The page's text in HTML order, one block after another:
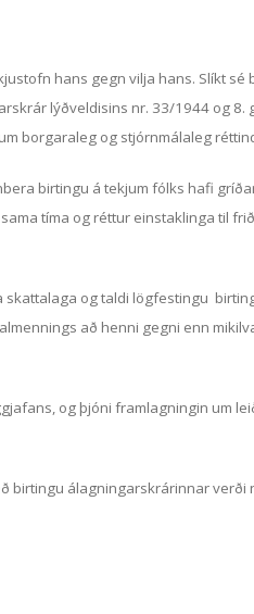
hans gegn vilja hans. Slíkt sé
lýðveldisins nr. 33/1944 og 8.
borgaraleg og stjórnmálaleg
birtingu á tekjum fólks hafi
tíma og réttur einstaklinga til
skattalaga og taldi lögfestingu
að henni gegni enn
og þjóni framlagningin um
birtingu álagningarskrárinnar verði